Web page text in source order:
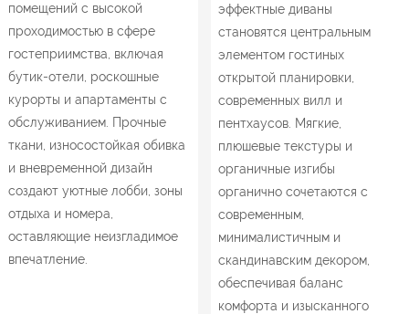
помещений с высокой
проходимостью в сфере
гостеприимства, включая
бутик-отели, роскошные
курорты и апартаменты с
обслуживанием. Прочные
ткани, износостойкая обивка
и вневременной дизайн
создают уютные лобби, зоны
отдыха и номера,
оставляющие неизгладимое
впечатление.
эффектные диваны
становятся центральным
элементом гостиных
открытой планировки,
современных вилл и
пентхаусов. Мягкие,
плюшевые текстуры и
органичные изгибы
органично сочетаются с
современным,
минималистичным и
скандинавским декором,
обеспечивая баланс
комфорта и изысканного